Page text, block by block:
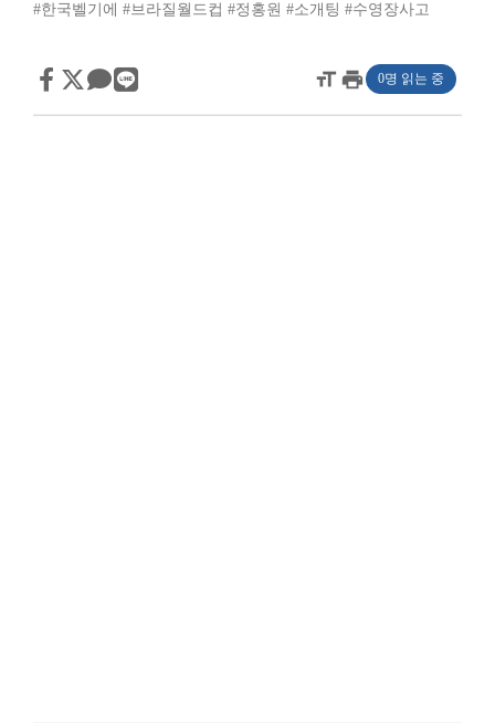
#한국벨기에 #브라질월드컵 #정홍원 #소개팅 #수영장사고
format_sizeprint 0명 읽는 중